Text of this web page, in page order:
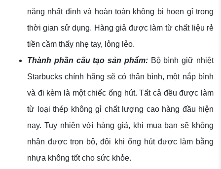
nặng nhất định và hoàn toàn không bị hoen gỉ trong
thời gian sử dụng. Hàng giả được làm từ chất liệu rẻ
tiền cầm thấy nhẹ tay, lỏng lẻo.
Thành phần cấu tạo sản phẩm:Bộ bình giữ nhiệt
Starbucks chính hãng sẽ có thân bình, một nắp bình
và đi kèm là một chiếc ống hút. Tất cả đều được làm
từ loại thép không gỉ chất lượng cao hàng đầu hiện
nay. Tuy nhiên với hàng giả, khi mua bạn sẽ không
nhận được trọn bộ, đôi khi ống hút được làm bằng
nhựa không tốt cho sức khỏe.